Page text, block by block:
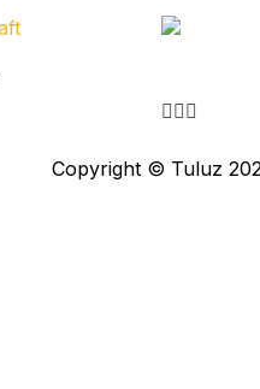
Copyright © Tuluz